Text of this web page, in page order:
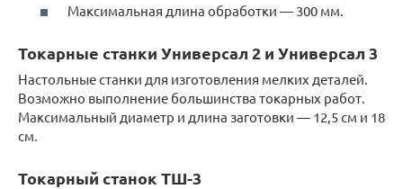
Максимальная длина обработки — 300 мм.
Токарные станки Универсал 2 и Универсал 3
Настольные станки для изготовления мелких деталей.
Возможно выполнение большинства токарных работ.
Максимальный диаметр и длина заготовки — 12,5 см и 18
см.
Токарный станок ТШ-3